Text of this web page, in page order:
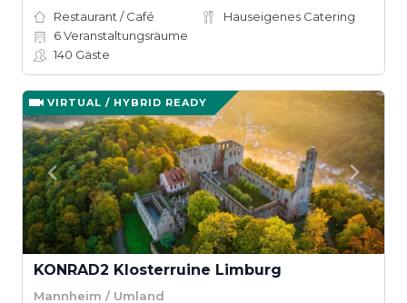
Restaurant / Café
Hauseigenes Catering
6Veranstaltungsräume
140 Gäste
VIRTUAL / HYBRID READY
KONRAD2 Klosterruine Limburg
Mannheim / Umland